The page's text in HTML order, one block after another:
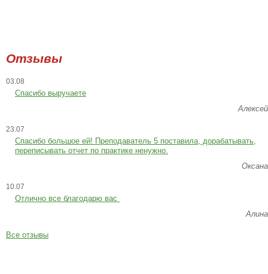
Отзывы
03.08
Спасибо выручаете
Алексей
23.07
Cпасибо большое ей! Преподаватель 5 поставила, дорабатывать,
переписывать отчет по практике ненужно.
Оксана
10.07
Отлично все благодарю вас
Алина
Все отзывы